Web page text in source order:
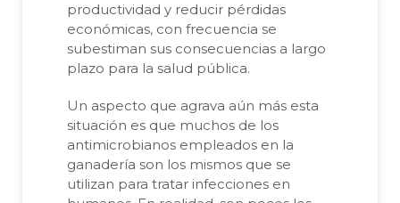
productividad y reducir pérdidas
económicas, con frecuencia se
subestiman sus consecuencias a largo
plazo para la salud pública.
Un aspecto que agrava aún más esta
situación es que muchos de los
antimicrobianos empleados en la
ganadería son los mismos que se
utilizan para tratar infecciones en